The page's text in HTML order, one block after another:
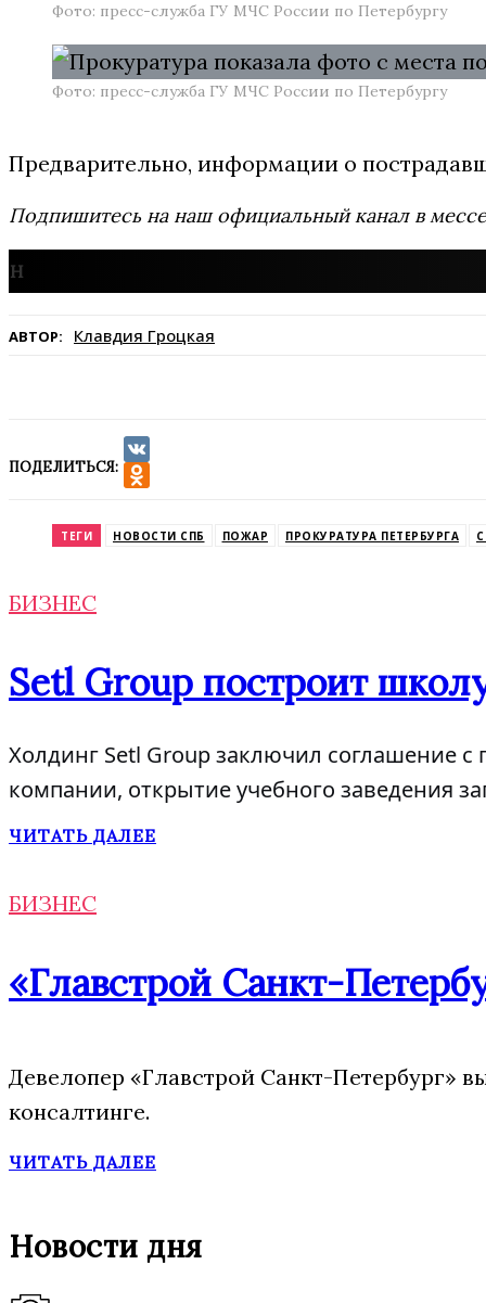
Фото: пресс-служба ГУ МЧС России по Петербургу
Фото: пресс-служба ГУ МЧС России по Петербургу
Предварительно, информации о
Подпишитесь на наш официальный канал в
АВТОР: Клавдия Гроцкая
ПОДЕЛИТЬСЯ:
VK
ТЕГИ НОВОСТИ СПБ ПОЖАР ПРОКУРАТУРА ПЕТЕРБУРГА
БИЗНЕС
Setl Group построит
Холдинг Setl Group заключил соглашение с
компании, открытие учебного заведения
ЧИТАТЬ ДАЛЕЕ
БИЗНЕС
«Главстрой Санкт-
Девелопер «Главстрой Санкт-Петербург»
консалтинге.
ЧИТАТЬ ДАЛЕЕ
Новости дня